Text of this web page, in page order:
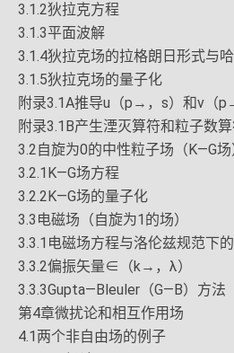
3.1.2狄拉克方程
3.1.3平面波解
3.1.4狄拉克场的拉格朗日形式与
3.1.5狄拉克场的量子化
附录3.1A推导u（p→，s）和v（
附录3.1B产生湮灭算符和粒子数
3.2自旋为0的中性粒子场（K—G场
3.2.1K—G场方程
3.2.2K—G场的量子化
3.3电磁场（自旋为1的场）
3.3.1电磁场方程与洛伦兹规范下
3.3.2偏振矢量∈（k→，λ）
3.3.3Gupta—Bleuler（G—B）方法
第4章微扰论和相互作用场
4.1两个非自由场的例子